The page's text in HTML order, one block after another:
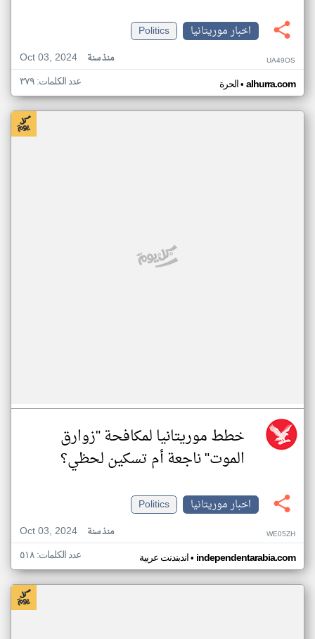
اخبار موريتانيا
Politics
Oct 03, 2024
منذ سنة UA49OS
الحرة• alhurra.com عدد الكلمات: ٣٧٩
خطط موريتانيا لمكافحة "زوارق
الموت" ناجعة أم تسكين لحظي؟
اخبار موريتانيا
Politics
Oct 03, 2024
منذ سنة WE05ZH
اندبندنت عربية• independentarabia.com عدد الكلمات: ٥١٨